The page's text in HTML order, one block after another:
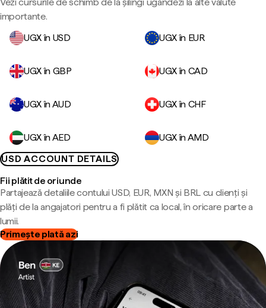
importante.
UGX în USD
UGX în EUR
UGX în GBP UGX în CAD
UGX în AUD UGX în CHF
UGX în AED
UGX în AMD
USD ACCOUNT DETAILS
Fii plătit de oriunde
Partajează detaliile contului USD, EUR, MXN și BRL cu clienți și
plăți de la angajatori pentru a fi plătit ca local, în oricare parte a
lumii.
Primește plată azi